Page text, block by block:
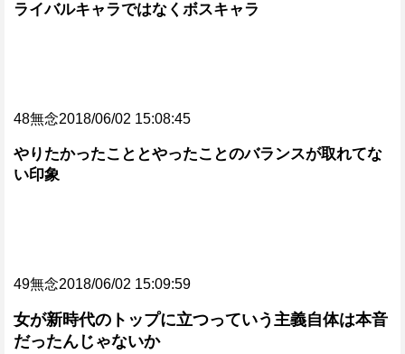
ライバルキャラではなくボスキャラ
48無念2018/06/02 15:08:45
やりたかったこととやったことのバランスが取れてな
い印象
49無念2018/06/02 15:09:59
女が新時代のトップに立つっていう主義自体は本音
だったんじゃないか